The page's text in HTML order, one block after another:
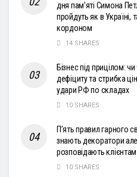
дня пам’яті Симона
пройдуть як в Україні,
кордоном
14 SHARES
Бізнес під прицілом:
дефіциту та стрибка
удари РФ по складах
10 SHARES
П’ять правил гарного
знають декоратори
розповідають клієнтам
10 SHARES